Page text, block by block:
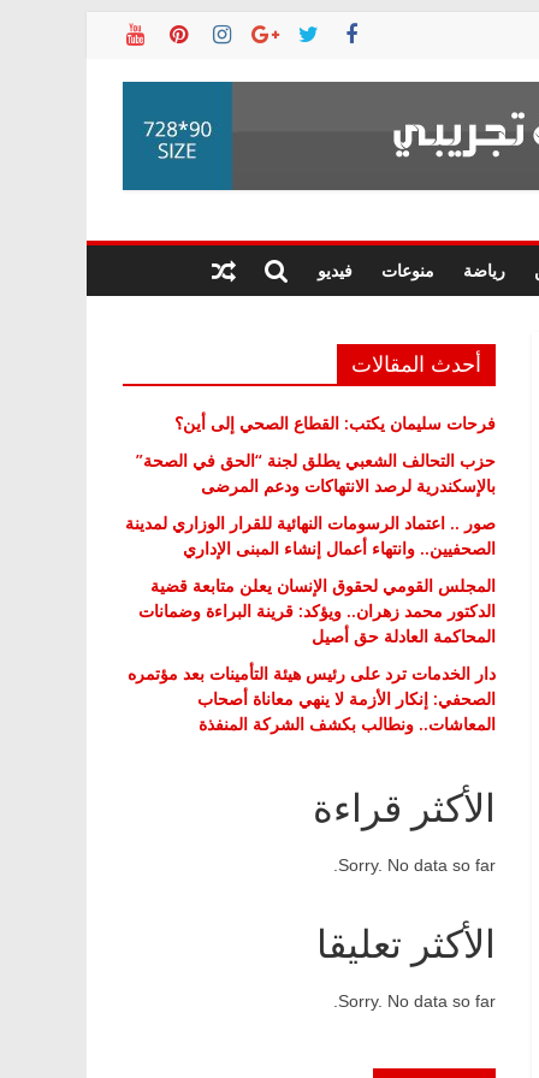
رياضة منوعات فيديو
أحدث المقالات
فرحات سليمان يكتب: القطاع الصحي إلى أين؟
حزب التحالف الشعبي يطلق لجنة “الحق في الصحة”
بالإسكندرية لرصد الانتهاكات ودعم المرضى
صور .. اعتماد الرسومات النهائية للقرار الوزاري لمدينة
الصحفيين.. وانتهاء أعمال إنشاء المبنى الإداري
المجلس القومي لحقوق الإنسان يعلن متابعة قضية
الدكتور محمد زهران.. ويؤكد: قرينة البراءة وضمانات
المحاكمة العادلة حق أصيل
دار الخدمات ترد على رئيس هيئة التأمينات بعد مؤتمره
الصحفي: إنكار الأزمة لا ينهي معاناة أصحاب
المعاشات.. ونطالب بكشف الشركة المنفذة
الأكثر قراءة
Sorry. No data so far.
الأكثر تعليقا
Sorry. No data so far.